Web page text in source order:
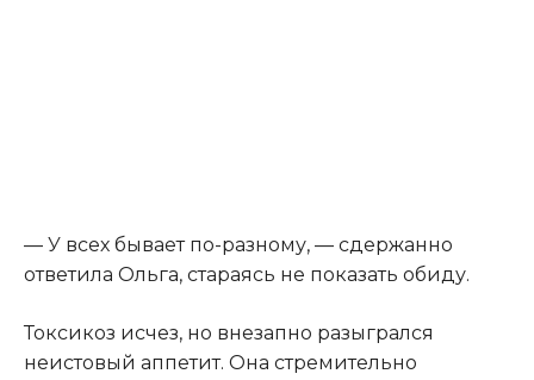
— У всех бывает по-разному, — сдержанно
ответила Ольга, стараясь не показать обиду.
Токсикоз исчез, но внезапно разыгрался
неистовый аппетит. Она стремительно